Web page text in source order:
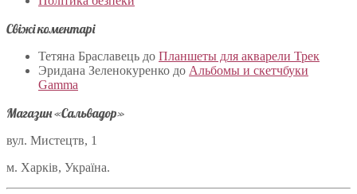
Свіжі коментарі
Тетяна Браславець до Планшеты для акварели Трек
Эридана Зеленокуренко до Альбомы и скетчбуки
Gamma
Магазин «Сальвадор»
вул. Мистецтв, 1
м. Харків, Україна.